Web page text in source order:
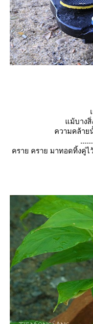
ม้บางสิ่
ความคล้าย
คราย คราย มาทอดทิ้งคู่ไ